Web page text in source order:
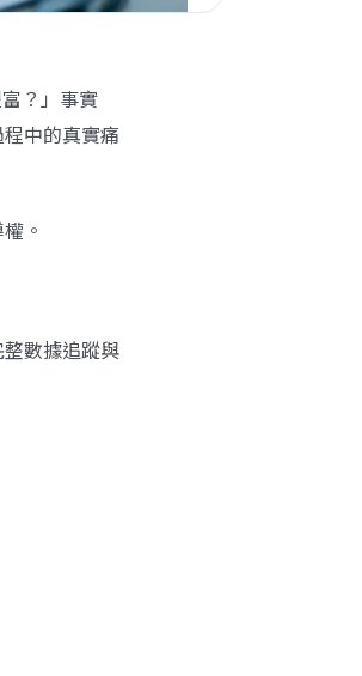
？」事實
中的真實痛
。
數據追蹤與